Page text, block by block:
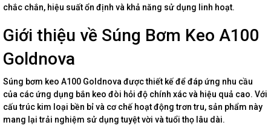
chắc chắn, hiệu suất ổn định và khả năng sử dụng linh hoạt.
Giới thiệu về Súng Bơm Keo A100
Goldnova
Súng bơm keo A100 Goldnova được thiết kế để đáp ứng nhu cầu
của các ứng dụng bắn keo đòi hỏi độ chính xác và hiệu quả cao. Với
cấu trúc kim loại bền bỉ và cơ chế hoạt động trơn tru, sản phẩm này
mang lại trải nghiệm sử dụng tuyệt vời và tuổi thọ lâu dài.